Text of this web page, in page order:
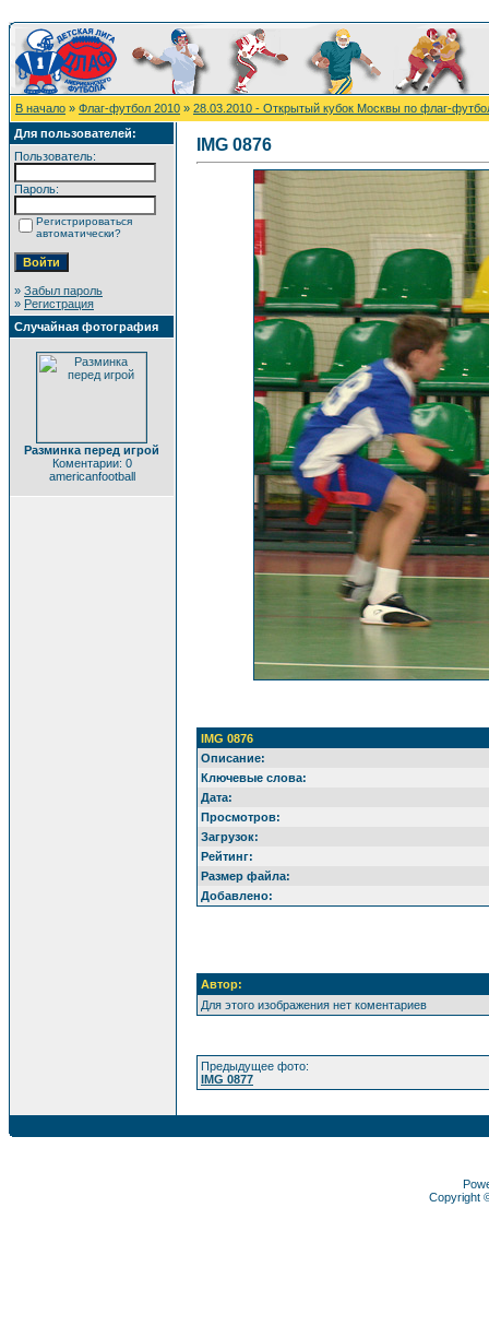
В начало » Флаг-футбол 2010 » 28.03.2010 - Открытый кубок Москвы по флаг-
Для пользователей:
Пользователь:
Пароль:
Регистрироваться
автоматически?
» Забыл пароль
» Регистрация
Случайная фотография
Разминка перед игрой
Коментарии: 0
americanfootball
IMG 0876
IMG 0876
Описание:
Ключевые слова:
Дата:
Просмотров:
Загрузок:
Рейтинг:
Размер файла:
Добавлено:
Автор:
Для этого изображения нет коментариев
Предыдущее фото:
IMG 0877
Copyright